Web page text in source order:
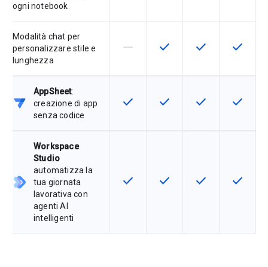
ogni notebook
Modalità chat per
personalizzare stile e
lunghezza
La funzionalità non è supportata
horizontal_rule Questa funzionalità è
check Questa
check Questa
check
AppSheet:
creazione di app
senza codice
Questa funzionalità è disponibile
check Questa funzionalità è
check Questa
check Questa
check
Workspace
Studio
automatizza la
tua giornata
lavorativa con
agenti AI
intelligenti
Questa funzionalità è disponibile
check Questa funzionalità è
check Questa
check Questa
check